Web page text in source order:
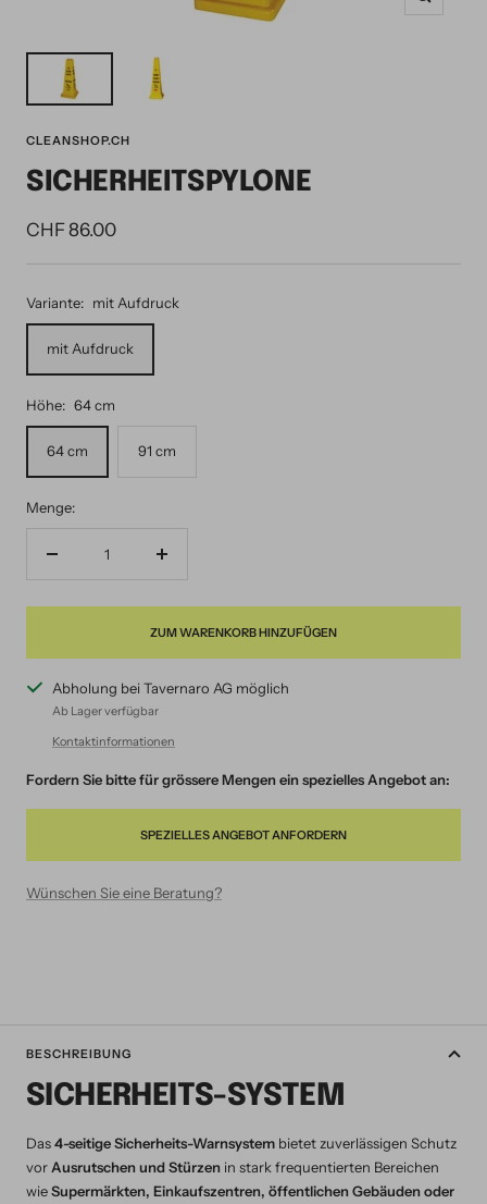
Zoom
CLEANSHOP.CH
SICHERHEITSPYLONE
Angebotspreis
CHF 86.00
Variante: mit Aufdruck
mit Aufdruck
Höhe: 64 cm
64 cm 91 cm
Menge:
Menge
ZUM WARENKORB HINZUFÜGEN
Abholung bei Tavernaro AG möglich
Ab Lager verfügbar
Kontaktinformationen
Fordern Sie bitte für grössere Mengen ein spezielles Angebot an:
SPEZIELLES ANGEBOT ANFORDERN
Wünschen Sie eine Beratung?
BESCHREIBUNG
SICHERHEITS-SYSTEM
Das4-seitige Sicherheits-Warnsystem bietet zuverlässigen Schutz
vor Ausrutschen und Stürzen in stark frequentierten Bereichen
wieSupermärkten, Einkaufszentren, öffentlichen Gebäuden oder